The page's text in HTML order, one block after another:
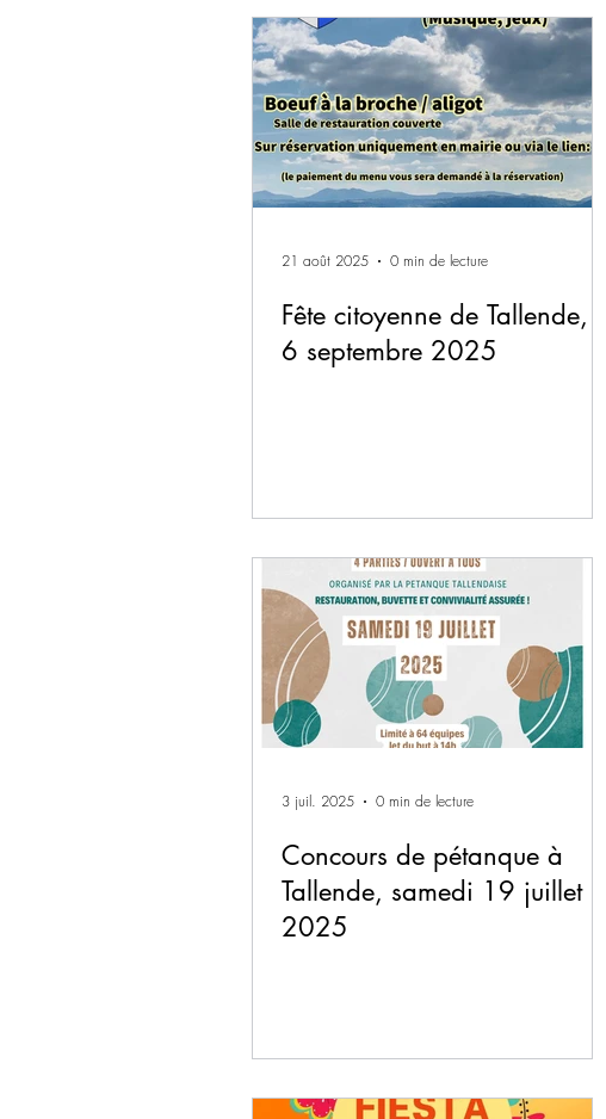
Fête citoyenne de Tallende, le
6 septembre 2025
21 août 2025 0 min de lecture
Concours de pétanque à
Tallende, samedi 19 juillet
2025
3 juil. 2025 0 min de lecture